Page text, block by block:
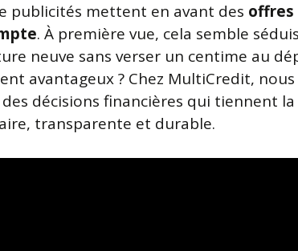
publicités mettent en avant des offres
. À première vue, cela semble
neuve sans verser un centime au
avantageux ? Chez MultiCredit,
décisions financières qui tiennent
transparente et durable.